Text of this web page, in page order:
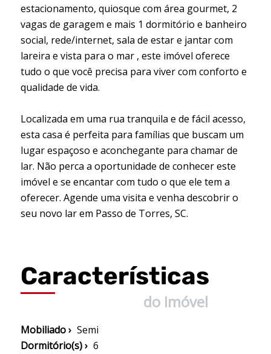
estacionamento, quiosque com área gourmet, 2
vagas de garagem e mais 1 dormitório e banheiro
social, rede/internet, sala de estar e jantar com
lareira e vista para o mar , este imóvel oferece
tudo o que você precisa para viver com conforto e
qualidade de vida.
Localizada em uma rua tranquila e de fácil acesso,
esta casa é perfeita para famílias que buscam um
lugar espaçoso e aconchegante para chamar de
lar. Não perca a oportunidade de conhecer este
imóvel e se encantar com tudo o que ele tem a
oferecer. Agende uma visita e venha descobrir o
seu novo lar em Passo de Torres, SC.
Características
do Imóvel
Mobiliado › Semi
Dormitório(s) › 6